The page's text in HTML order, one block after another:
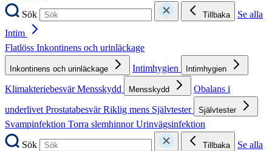
Sök
Tillbaka
Se alla
Intim
Flatlöss Inkontinens och urinläckage
Inkontinens och urinläckage Intimhygien Intimhygien
KlimakteriebesvärMensskydd Mensskydd
Obalans i
underlivetProstatabesvärRiklig mens Självtester Självtester
Svampinfektion Torra slemhinnorUrinvägsinfektion
Sök
Tillbaka
Se alla